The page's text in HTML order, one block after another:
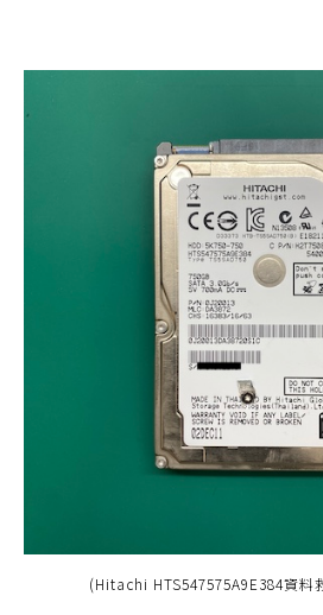
(Hitachi HTS547575A9E384資料